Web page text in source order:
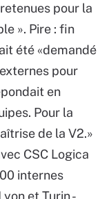
pour la
». Pire : fin
été «demandé
pour
en
Pour la
de la V2.»
CSC Logica
internes
et Turin -